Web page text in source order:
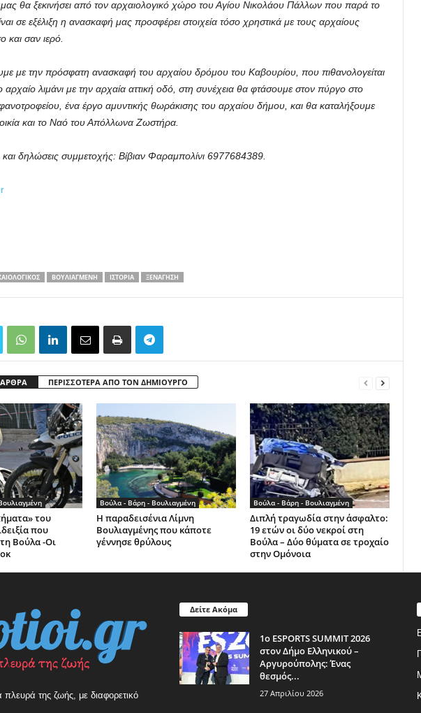
θα ξεκινήσει από τον αρχαιολογικό χώρο του Αγίου Νικολάου Πάλλων που παρά το
σε εξέλιξη η ανασκαφή μας προσφέρει στοιχεία τόσο χρηστικά με τους αρχαίους
και σαν ιερό.
με την πρόσφατη ανασκαφή του αρχαίου δρόμου του Καβουρίου, που πιθανολογείται
αρχαίο λιμάνι με την αρχαία αττική οδό, στη συνέχεια θα φτάσουμε στον πύργο στο
ένα έργο αμυντικής θωράκισης του αρχαίου δήμου, και θα καταλήξουμε
και το Ναό του Απόλλωνα Ζωστήρα.
δηλώσεις συμμετοχής: Βίβιαν Φαραμπολίνι 6977684389.
ΒΟΥΛΙΑΓΜΈΝΗ ΙΣΤΟΡΊΑ ΞΕΝΆΓΗΣΗ
ΠΕΡΙΣΣΟΤΕΡΑ ΑΠΟ ΤΟΝ ΔΗΜΙΟΥΡΓΟ
του
που
Βούλα -Οι
Βούλα - Βάρη - Βουλιαγμένη
Η παραδεισένια Λίμνη
Βουλιαγμένης που κάποτε
γέννησε θρύλους
Βούλα - Βάρη - Βουλιαγμένη
Διπλή τραγωδία στην άσφαλτο:
19 ετών οι δύο νεκροί στη
Βούλα – Δύο θύματα σε τροχαίο
στην Ομόνοια
πλευρά της ζωής, με διαφορετικό
Δείτε Ακόμα
1ο ESPORTS SUMMIT 2026
στον Δήμο Ελληνικού –
Αργυρούπολης: Ένας
θεσμός...
27 Απριλίου 2026